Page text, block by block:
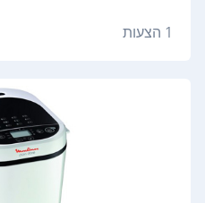
1 הצעות